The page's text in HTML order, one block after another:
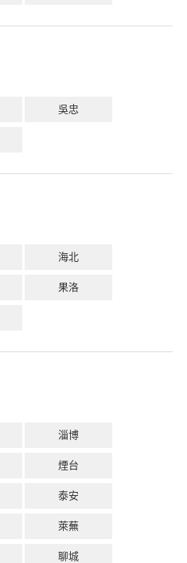
吳忠
海北
果洛
淄博
煙台
泰安
萊蕪
聊城